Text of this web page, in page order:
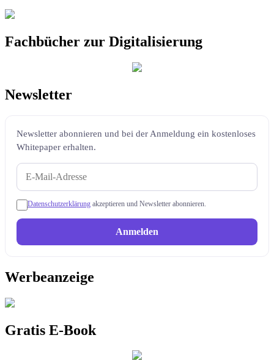
Fachbücher zur Digitalisierung
Newsletter
Newsletter abonnieren und bei der Anmeldung ein kostenloses
Whitepaper erhalten.
Datenschutzerklärung akzeptieren und Newsletter abonnieren.
Anmelden
Werbeanzeige
Gratis E-Book